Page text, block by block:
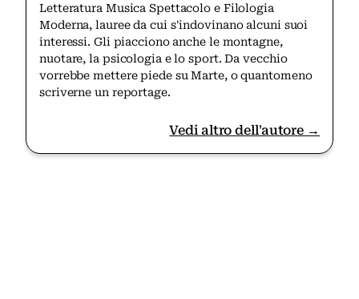
Letteratura Musica Spettacolo e Filologia
Moderna, lauree da cui s'indovinano alcuni suoi
interessi. Gli piacciono anche le montagne,
nuotare, la psicologia e lo sport. Da vecchio
vorrebbe mettere piede su Marte, o quantomeno
scriverne un reportage.
Vedi altro dell'autore →